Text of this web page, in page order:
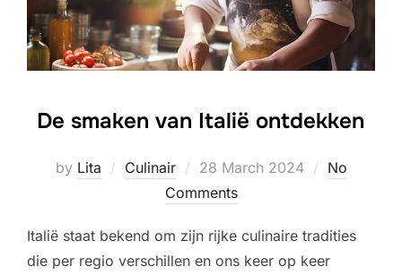
De smaken van Italië ontdekken
by Lita Culinair
Posted
on
28 March 2024
No
Comments
Italië staat bekend om zijn rijke culinaire tradities
die per regio verschillen en ons keer op keer